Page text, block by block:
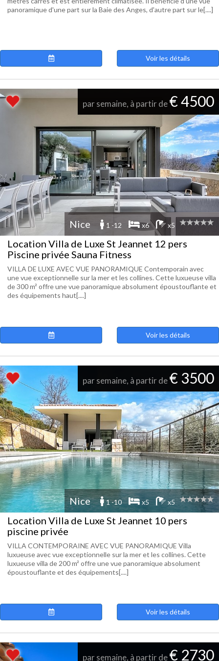
panoramique d'une part sur la Baie des Anges, d'autre part sur le[....]
Voir les détails
par semaine, à partir de€ 4500
Nice 1 -12 x6 x5
Location Villa de Luxe St Jeannet 12 pers
Piscine privée Sauna Fitness
VILLA DE LUXE AVEC VUE PANORAMIQUE Contemporain avec
une vue exceptionnelle sur la mer et les collines. Cette luxueuse villa
de 300 m² offre une vue panoramique absolument époustouflante et
des équipements haut[....]
Voir les détails
par semaine, à partir de€ 3500
Nice 1 -10 x5 x5
Location Villa de Luxe St Jeannet 10 pers
piscine privée
VILLA CONTEMPORAINE AVEC VUE PANORAMIQUE Villa
luxueuse avec vue exceptionnelle sur la mer et les collines. Cette
luxueuse villa de 200 m² offre une vue panoramique absolument
époustouflante et des équipements[....]
Voir les détails
par semaine, à partir de€ 2730